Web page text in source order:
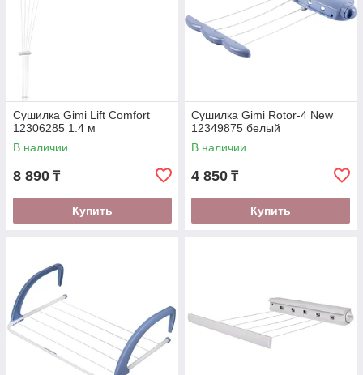
Сушилка Gimi Lift Comfort
12306285 1.4 м
В наличии
8 890 ₸
Купить
Сушилка Gimi Rotor-4 New
12349875 белый
В наличии
4 850 ₸
Купить